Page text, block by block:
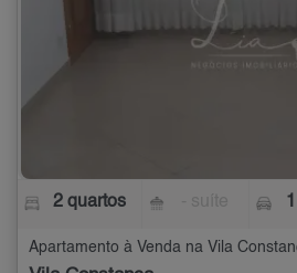
2 quartos
Apartamento à Venda na Vila